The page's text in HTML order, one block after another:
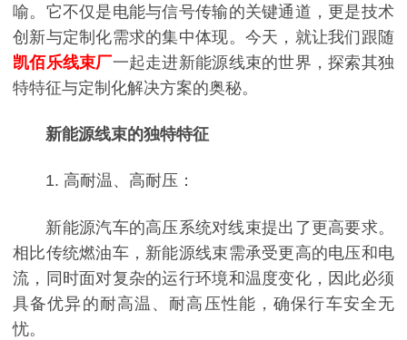
喻。它不仅是电能与信号传输的关键通道，更是技术
创新与定制化需求的集中体现。今天，就让我们跟随
凯佰乐线束厂一起走进新能源线束的世界，探索其独
特特征与定制化解决方案的奥秘。
新能源线束的独特特征
1. 高耐温、高耐压：
新能源汽车的高压系统对线束提出了更高要求。
相比传统燃油车，新能源线束需承受更高的电压和电
流，同时面对复杂的运行环境和温度变化，因此必须
具备优异的耐高温、耐高压性能，确保行车安全无
忧。